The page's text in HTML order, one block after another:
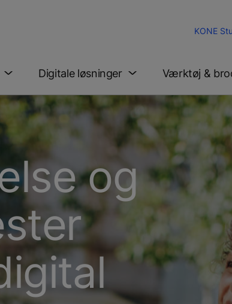
KONE
Digitale løsninger Værktøj &
og